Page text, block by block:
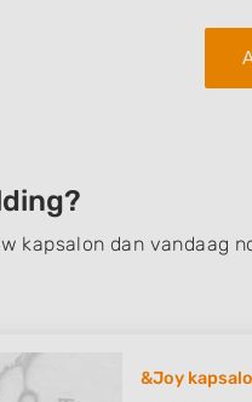
kapsalon dan vandaag
&Joy